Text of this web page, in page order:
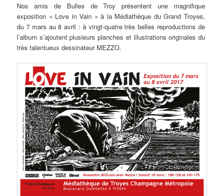
Nos amis de Bulles de Troy présentent une magnifique
exposition « Love in Vain » à la Médiathèque du Grand Troyes,
du 7 mars au 8 avril : à vingt-quatre très belles reproductions de
l’album s’ajoutent plusieurs planches et illustrations originales du
très talentueux dessinateur MEZZO.